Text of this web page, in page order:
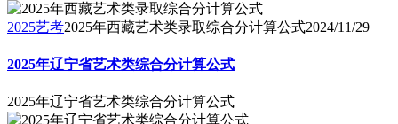
2025艺考2025年西藏艺术类录取综合分计算公式2024/11/29
2025年辽宁省艺术类综合分计算公式
2025年辽宁省艺术类综合分计算公式